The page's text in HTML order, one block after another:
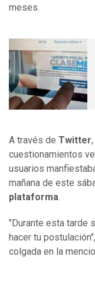
meses.
A través de Twitter
cuestionamientos
usuarios
mañana de este
plataforma.
"Durante esta tarde
hacer tu
colgada en la